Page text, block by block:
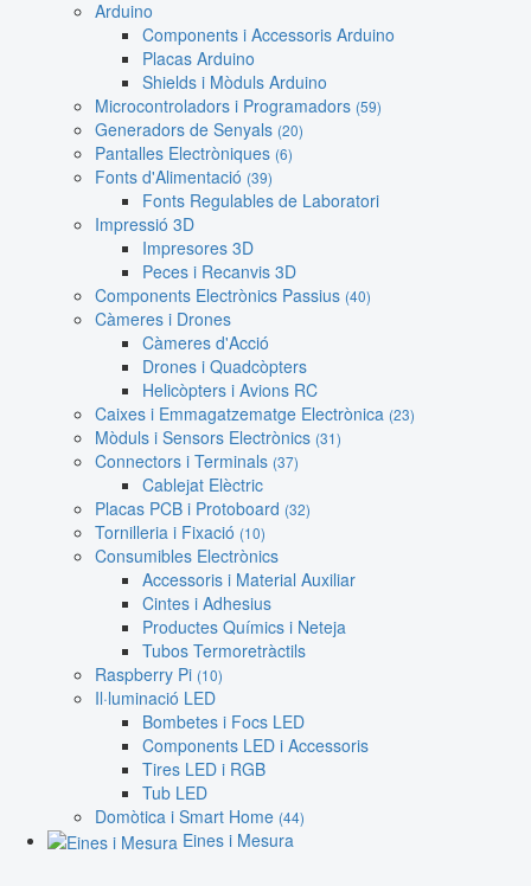
Arduino
Components i Accessoris Arduino
Placas Arduino
Shields i Mòduls Arduino
Microcontroladors i Programadors (59)
Generadors de Senyals (20)
Pantalles Electròniques (6)
Fonts d'Alimentació (39)
Fonts Regulables de Laboratori
Impressió 3D
Impresores 3D
Peces i Recanvis 3D
Components Electrònics Passius (40)
Càmeres i Drones
Càmeres d'Acció
Drones i Quadcòpters
Helicòpters i Avions RC
Caixes i Emmagatzematge Electrònica (23)
Mòduls i Sensors Electrònics (31)
Connectors i Terminals (37)
Cablejat Elèctric
Placas PCB i Protoboard (32)
Tornilleria i Fixació (10)
Consumibles Electrònics
Accessoris i Material Auxiliar
Cintes i Adhesius
Productes Químics i Neteja
Tubos Termoretràctils
Raspberry Pi (10)
Il·luminació LED
Bombetes i Focs LED
Components LED i Accessoris
Tires LED i RGB
Tub LED
Domòtica i Smart Home (44)
Eines i Mesura